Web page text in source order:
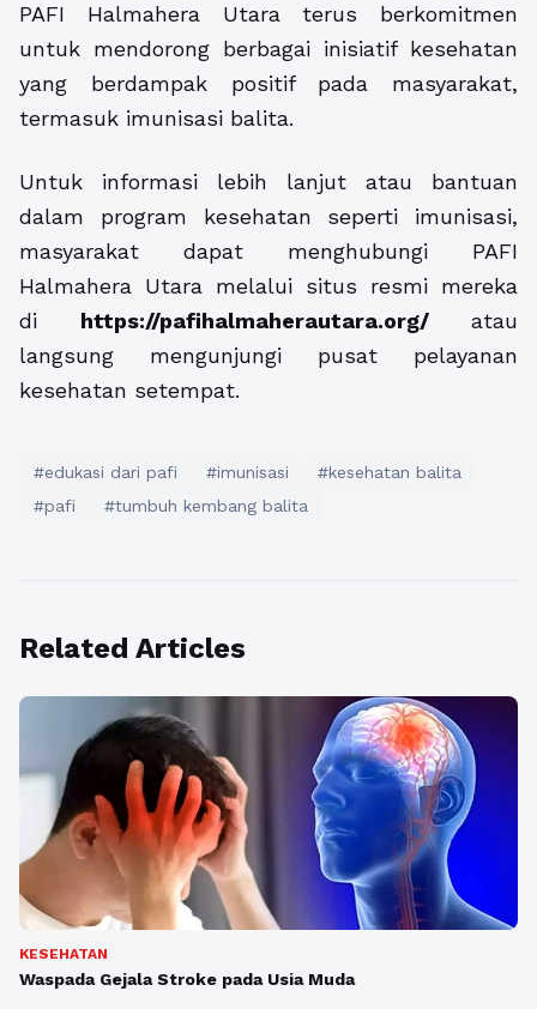
PAFI Halmahera Utara terus berkomitmen
untuk mendorong berbagai inisiatif kesehatan
yang berdampak positif pada masyarakat,
termasuk imunisasi balita.
Untuk informasi lebih lanjut atau bantuan
dalam program kesehatan seperti imunisasi,
masyarakat dapat menghubungi PAFI
Halmahera Utara melalui situs resmi mereka
di https://pafihalmaherautara.org/atau
langsung mengunjungi pusat pelayanan
kesehatan setempat.
#edukasi dari pafi #imunisasi
#kesehatan balita
#pafi
#tumbuh kembang balita
Related Articles
KESEHATAN
Waspada Gejala Stroke pada Usia Muda